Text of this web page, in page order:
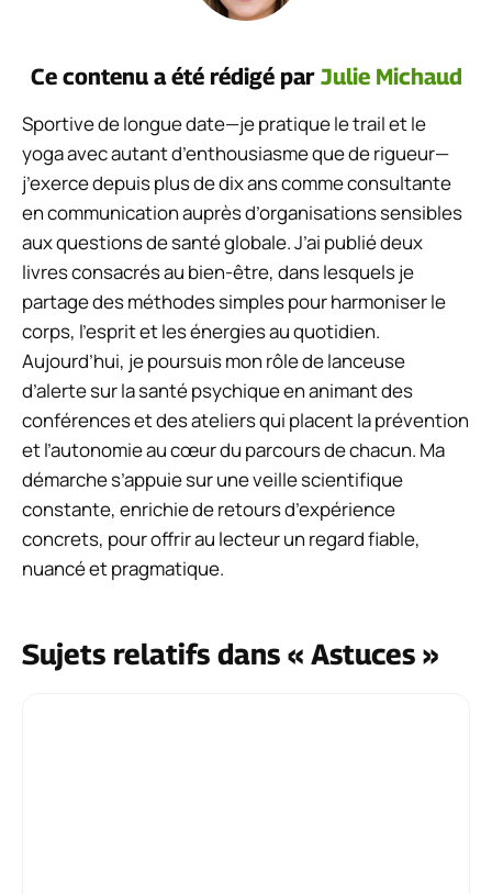
Ce contenu a été rédigé par Julie Michaud
Sportive de longue date—je pratique le trail et le
yoga avec autant d’enthousiasme que de rigueur—
j’exerce depuis plus de dix ans comme consultante
en communication auprès d’organisations sensibles
aux questions de santé globale. J’ai publié deux
livres consacrés au bien-être, dans lesquels je
partage des méthodes simples pour harmoniser le
corps, l’esprit et les énergies au quotidien.
Aujourd’hui, je poursuis mon rôle de lanceuse
d’alerte sur la santé psychique en animant des
conférences et des ateliers qui placent la prévention
et l’autonomie au cœur du parcours de chacun. Ma
démarche s’appuie sur une veille scientifique
constante, enrichie de retours d’expérience
concrets, pour offrir au lecteur un regard fiable,
nuancé et pragmatique.
Sujets relatifs dans « Astuces »